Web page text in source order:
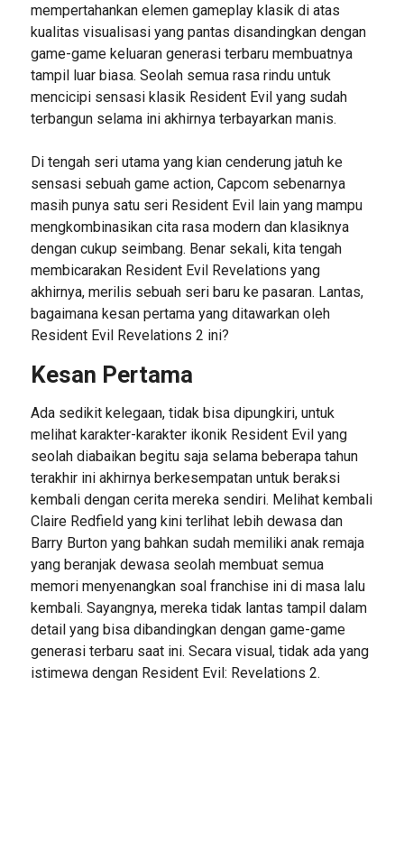
mempertahankan elemen gameplay klasik di atas
kualitas visualisasi yang pantas disandingkan dengan
game-game keluaran generasi terbaru membuatnya
tampil luar biasa. Seolah semua rasa rindu untuk
mencicipi sensasi klasik Resident Evil yang sudah
terbangun selama ini akhirnya terbayarkan manis.
Di tengah seri utama yang kian cenderung jatuh ke
sensasi sebuah game action, Capcom sebenarnya
masih punya satu seri Resident Evil lain yang mampu
mengkombinasikan cita rasa modern dan klasiknya
dengan cukup seimbang. Benar sekali, kita tengah
membicarakan Resident Evil Revelations yang
akhirnya, merilis sebuah seri baru ke pasaran. Lantas,
bagaimana kesan pertama yang ditawarkan oleh
Resident Evil Revelations 2 ini?
Kesan Pertama
Ada sedikit kelegaan, tidak bisa dipungkiri, untuk
melihat karakter-karakter ikonik Resident Evil yang
seolah diabaikan begitu saja selama beberapa tahun
terakhir ini akhirnya berkesempatan untuk beraksi
kembali dengan cerita mereka sendiri. Melihat kembali
Claire Redfield yang kini terlihat lebih dewasa dan
Barry Burton yang bahkan sudah memiliki anak remaja
yang beranjak dewasa seolah membuat semua
memori menyenangkan soal franchise ini di masa lalu
kembali. Sayangnya, mereka tidak lantas tampil dalam
detail yang bisa dibandingkan dengan game-game
generasi terbaru saat ini. Secara visual, tidak ada yang
istimewa dengan Resident Evil: Revelations 2.